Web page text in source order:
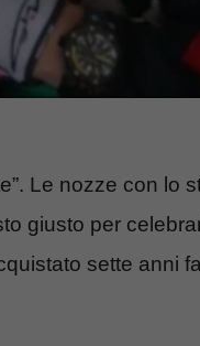
Le nozze con lo
giusto per
sette anni